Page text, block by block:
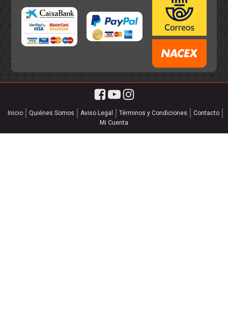
Inicio Quiénes Somos Aviso Legal Términos y Condiciones
Contacto
Mi Cuenta